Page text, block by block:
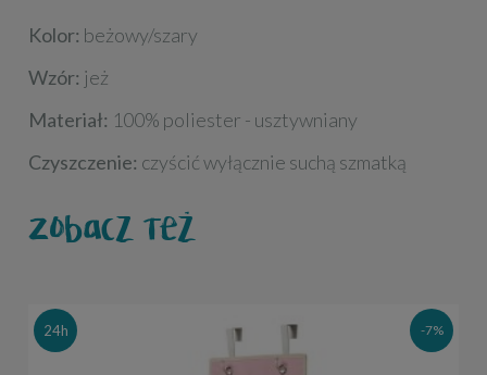
Kolor: beżowy/szary
Wzór: jeż
Materiał: 100% poliester - usztywniany
Czyszczenie: czyścić wyłącznie suchą szmatką
Zobacz też
-7%
24h